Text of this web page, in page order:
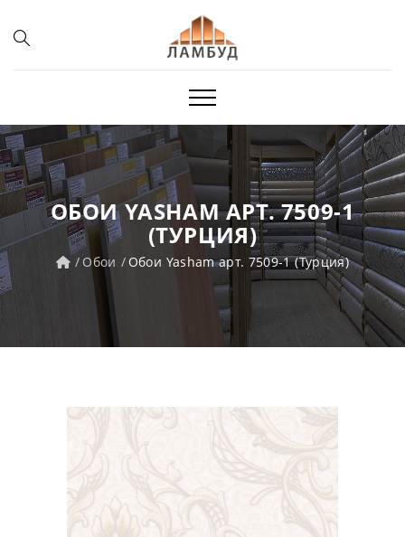
ОБОИ YASHAM АРТ. 7509-1
(ТУРЦИЯ)
Обои Обои Yasham арт. 7509-1 (Турция)